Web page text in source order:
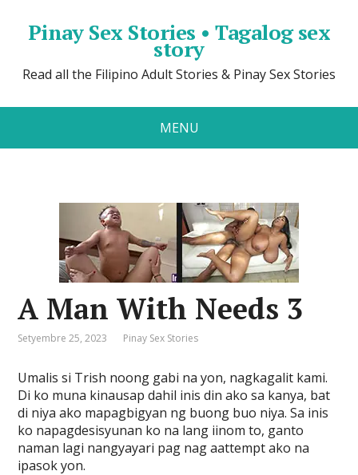
Pinay Sex Stories • Tagalog sex
story
Read all the Filipino Adult Stories & Pinay Sex Stories
MENU
A Man With Needs 3
Setyembre 25, 2023 Pinay Sex Stories
Umalis si Trish noong gabi na yon, nagkagalit kami.
Di ko muna kinausap dahil inis din ako sa kanya, bat
di niya ako mapagbigyan ng buong buo niya. Sa inis
ko napagdesisyunan ko na lang iinom to, ganto
naman lagi nangyayari pag nag aattempt ako na
ipasok yon.